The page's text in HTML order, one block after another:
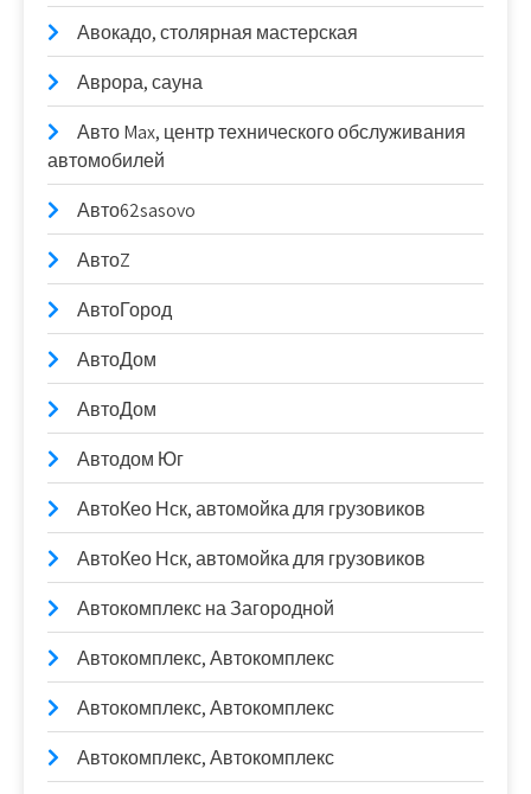
Авокадо, столярная мастерская
Аврора, сауна
Авто Max, центр технического обслуживания
автомобилей
Авто62sasovo
АвтоZ
АвтоГород
АвтоДом
АвтоДом
Автодом Юг
АвтоКео Нск, автомойка для грузовиков
АвтоКео Нск, автомойка для грузовиков
Автокомплекс на Загородной
Автокомплекс, Автокомплекс
Автокомплекс, Автокомплекс
Автокомплекс, Автокомплекс